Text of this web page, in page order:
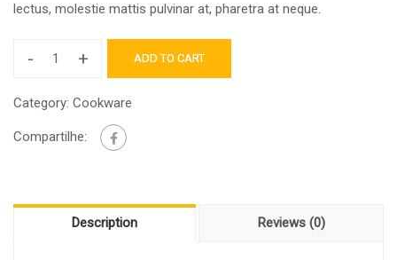
lectus, molestie mattis pulvinar at, pharetra at neque.
- + ADD TO CART
Category: Cookware
Compartilhe:
Description Reviews (0)